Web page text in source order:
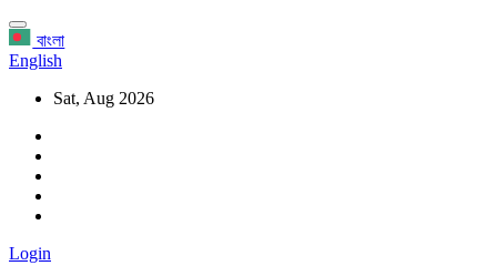
বাংলা
English
Sat, Aug 2026
Login